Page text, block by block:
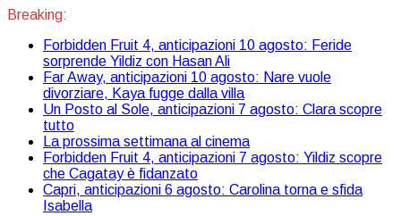
Breaking:
Forbidden Fruit 4, anticipazioni 10 agosto: Feride
sorprende Yildiz con Hasan Ali
Far Away, anticipazioni 10 agosto: Nare vuole
divorziare, Kaya fugge dalla villa
Un Posto al Sole, anticipazioni 7 agosto: Clara scopre
tutto
La prossima settimana al cinema
Forbidden Fruit 4, anticipazioni 7 agosto: Yildiz scopre
che Cagatay è fidanzato
Capri, anticipazioni 6 agosto: Carolina torna e sfida
Isabella